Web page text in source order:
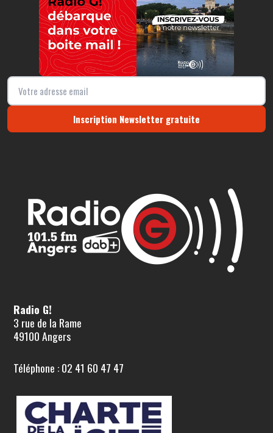
Inscription Newsletter gratuite
Radio G!
3 rue de la Rame
49100 Angers
Téléphone : 02 41 60 47 47